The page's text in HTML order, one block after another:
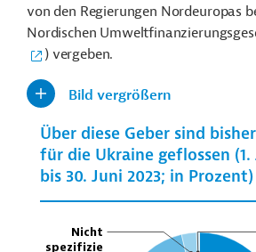
von den Regierungen Nordeuropas
Nordischen
) vergeben.
Bild vergrößern